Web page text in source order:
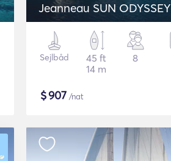
Jeanneau SUN ODYSSEY
Sejlbåd
45 ft
14 m
8
$907 /nat